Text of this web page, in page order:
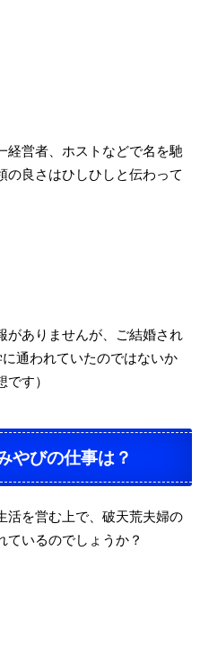
経営者、ホストなどで名を馳
の良さはひしひしと伝わって
がありませんが、ご結婚され
通われていたのではないか
す）
やびの仕事は？
活を営む上で、破天荒夫婦の
ているのでしょうか？